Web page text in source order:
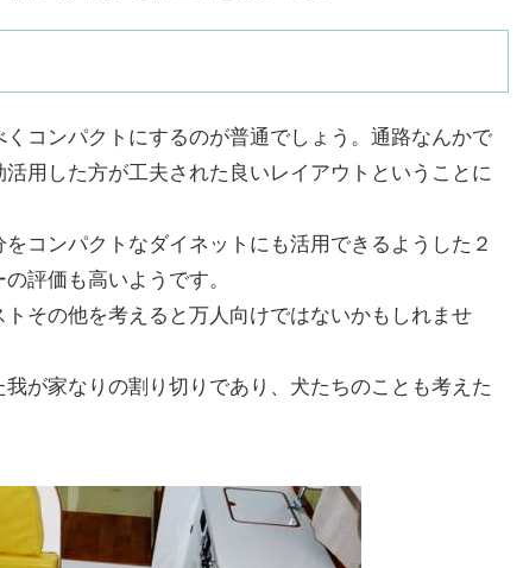
コンパクトにするのが普通でしょう。通路なんかで
用した方が工夫された良いレイアウトということに
コンパクトなダイネットにも活用できるようした２
評価も高いようです。
その他を考えると万人向けではないかもしれませ
が家なりの割り切りであり、犬たちのことも考えた